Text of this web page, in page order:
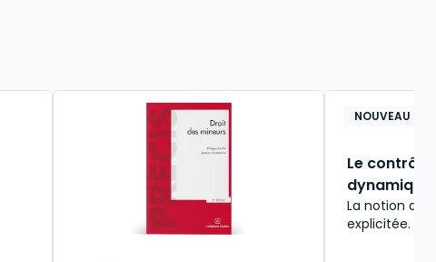
NOUVEAU
Le
La notion du
explicitée.